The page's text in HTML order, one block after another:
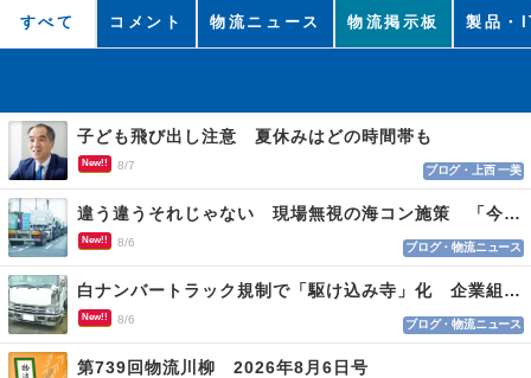
すべて コメント 物流ニュース 物流掲示板 製品・
子ども飛び出し注意 夏休みはどの時間帯も
New!! 8/7 ブログ・上西 一美
違う違うそれじゃない 現場無視の海コン施策 「今でも平均２～３時間は待つ」
New!! 8/6 ブログ・物流ニュース
白ナンバートラック規制で「駆け込み寺」化 企業組合が入会基準を見直しへ
New!! 8/6 ブログ・物流ニュース
第739回物流川柳 2026年8月6日号